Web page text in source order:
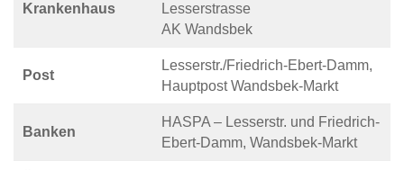
Krankenhaus
Lesserstrasse
AK Wandsbek
Post
Lesserstr./Friedrich-Ebert-Damm,
Hauptpost Wandsbek-Markt
Banken
HASPA – Lesserstr. und Friedrich-
Ebert-Damm, Wandsbek-Markt